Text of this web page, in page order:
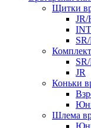
Щитки
JR
Коньки
Шлема